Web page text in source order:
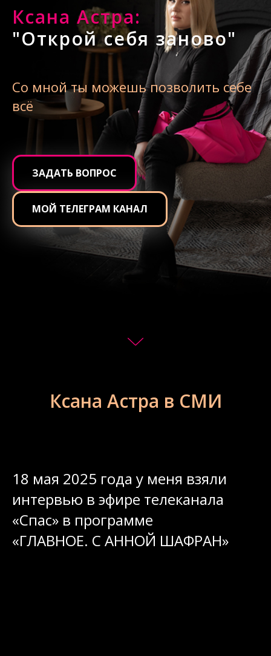
Ксана Астра:
"Открой себя заново"
Со мной ты можешь позволить себе
всё
ЗАДАТЬ ВОПРОС
МОЙ ТЕЛЕГРАМ КАНАЛ
Ксана Астра в СМИ
18 мая 2025 года у меня взяли
интервью в эфире телеканала
«Спас» в программе
«ГЛАВНОЕ. С АННОЙ ШАФРАН»